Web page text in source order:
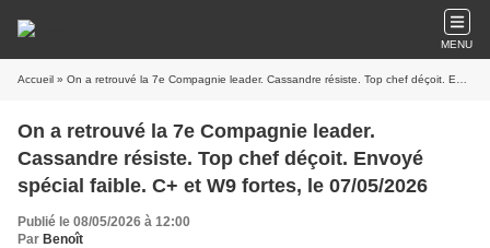
MENU
Accueil » On a retrouvé la 7e Compagnie leader. Cassandre résiste. Top chef déçoit. Envoyé spécial faible. C+ et W9 fortes, le 07/05/2026
On a retrouvé la 7e Compagnie leader.
Cassandre résiste. Top chef déçoit. Envoyé
spécial faible. C+ et W9 fortes, le 07/05/2026
Publié le 08/05/2026 à 12:00
Par Benoît